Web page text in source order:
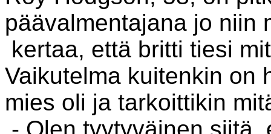
päävalmentajana jo niin
kertaa, että britti tiesi
Vaikutelma kuitenkin on
mies oli ja tarkoittikin